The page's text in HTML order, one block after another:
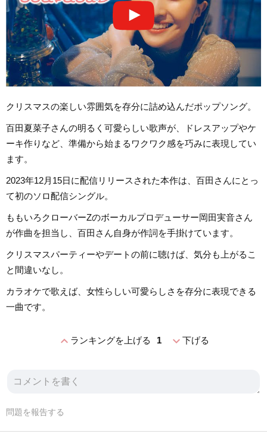
クリスマスの楽しい雰囲気を存分に詰め込んだポップソング。
百田夏菜子さんの明るく可愛らしい歌声が、ドレスアップやケ
ーキ作りなど、準備から始まるワクワク感を巧みに表現してい
ます。
2023年12月15日に配信リリースされた本作は、百田さんにとっ
て初のソロ配信シングル。
ももいろクローバーZのボーカルプロデューサー岡田実音さん
が作曲を担当し、百田さん自身が作詞を手掛けています。
クリスマスパーティーやデートの前に聴けば、気分も上がるこ
と間違いなし。
カラオケで歌えば、女性らしい可愛らしさを存分に表現できる
一曲です。
expand_lessランキングを上げる 1 expand_more下げる
問題を報告する